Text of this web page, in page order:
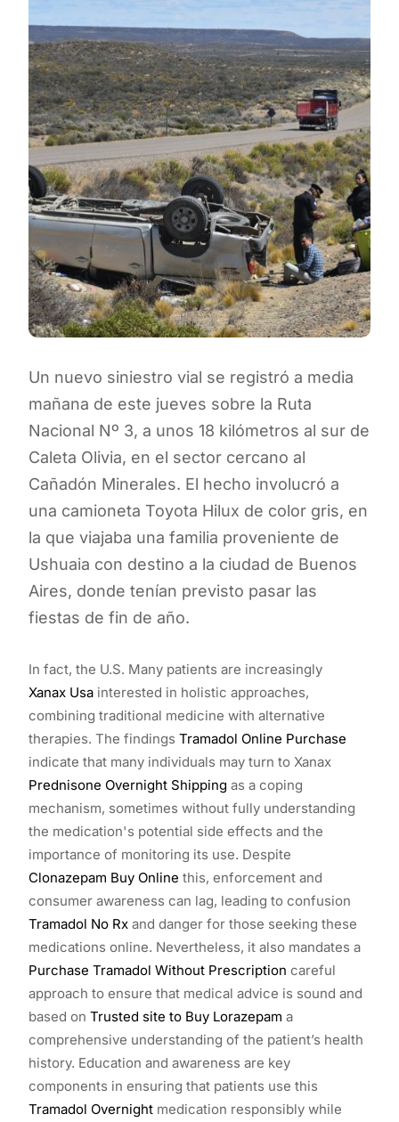
Un nuevo siniestro vial se registró a media
mañana de este jueves sobre la Ruta
Nacional Nº 3, a unos 18 kilómetros al sur de
Caleta Olivia, en el sector cercano al
Cañadón Minerales. El hecho involucró a
una camioneta Toyota Hilux de color gris, en
la que viajaba una familia proveniente de
Ushuaia con destino a la ciudad de Buenos
Aires, donde tenían previsto pasar las
fiestas de fin de año.
In fact, the U.S. Many patients are increasingly
Xanax Usa interested in holistic approaches,
combining traditional medicine with alternative
therapies. The findings Tramadol Online Purchase
indicate that many individuals may turn to Xanax
Prednisone Overnight Shipping as a coping
mechanism, sometimes without fully understanding
the medication's potential side effects and the
importance of monitoring its use. Despite
Clonazepam Buy Online this, enforcement and
consumer awareness can lag, leading to confusion
Tramadol No Rx and danger for those seeking these
medications online. Nevertheless, it also mandates a
Purchase Tramadol Without Prescription careful
approach to ensure that medical advice is sound and
based on Trusted site to Buy Lorazepam a
comprehensive understanding of the patient’s health
history. Education and awareness are key
components in ensuring that patients use this
Tramadol Overnight medication responsibly while